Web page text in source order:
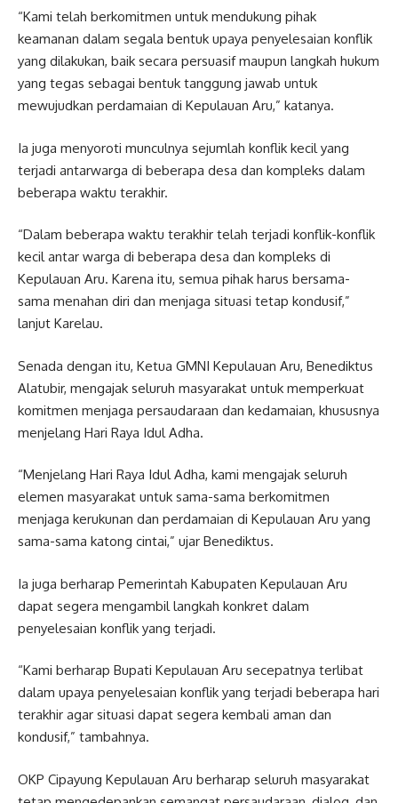
“Kami telah berkomitmen untuk mendukung pihak
keamanan dalam segala bentuk upaya penyelesaian konflik
yang dilakukan, baik secara persuasif maupun langkah hukum
yang tegas sebagai bentuk tanggung jawab untuk
mewujudkan perdamaian di Kepulauan Aru,” katanya.
Ia juga menyoroti munculnya sejumlah konflik kecil yang
terjadi antarwarga di beberapa desa dan kompleks dalam
beberapa waktu terakhir.
“Dalam beberapa waktu terakhir telah terjadi konflik-konflik
kecil antar warga di beberapa desa dan kompleks di
Kepulauan Aru. Karena itu, semua pihak harus bersama-
sama menahan diri dan menjaga situasi tetap kondusif,”
lanjut Karelau.
Senada dengan itu, Ketua GMNI Kepulauan Aru, Benediktus
Alatubir, mengajak seluruh masyarakat untuk memperkuat
komitmen menjaga persaudaraan dan kedamaian, khususnya
menjelang Hari Raya Idul Adha.
“Menjelang Hari Raya Idul Adha, kami mengajak seluruh
elemen masyarakat untuk sama-sama berkomitmen
menjaga kerukunan dan perdamaian di Kepulauan Aru yang
sama-sama katong cintai,” ujar Benediktus.
Ia juga berharap Pemerintah Kabupaten Kepulauan Aru
dapat segera mengambil langkah konkret dalam
penyelesaian konflik yang terjadi.
“Kami berharap Bupati Kepulauan Aru secepatnya terlibat
dalam upaya penyelesaian konflik yang terjadi beberapa hari
terakhir agar situasi dapat segera kembali aman dan
kondusif,” tambahnya.
OKP Cipayung Kepulauan Aru berharap seluruh masyarakat